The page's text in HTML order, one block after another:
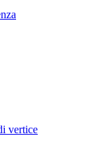
vertice